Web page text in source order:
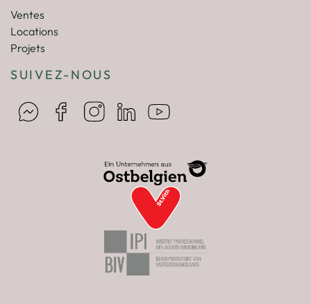
Ventes
Locations
Projets
SUIVEZ-NOUS